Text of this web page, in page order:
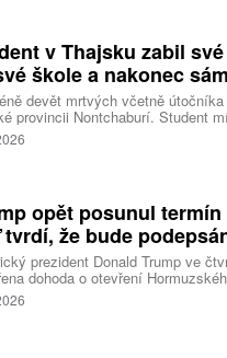
v Thajsku zabil
škole a nakonec
devět mrtvých včetně
provincii Nontchaburí. Student
svého dědečka oba prarodiče a
a tři žáky, dalších 15 lidí zranil
opět posunul
tvrdí, že bude
prezident Donald Trump ve
dohoda o otevření
dojít brzy. Írán je mezitím
která může pro Trumpa